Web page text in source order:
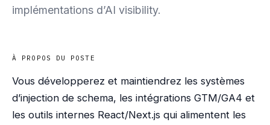
implémentations d’AI visibility.
À PROPOS DU POSTE
Vous développerez et maintiendrez les systèmes
d’injection de schema, les intégrations GTM/GA4 et
les outils internes React/Next.js qui alimentent les